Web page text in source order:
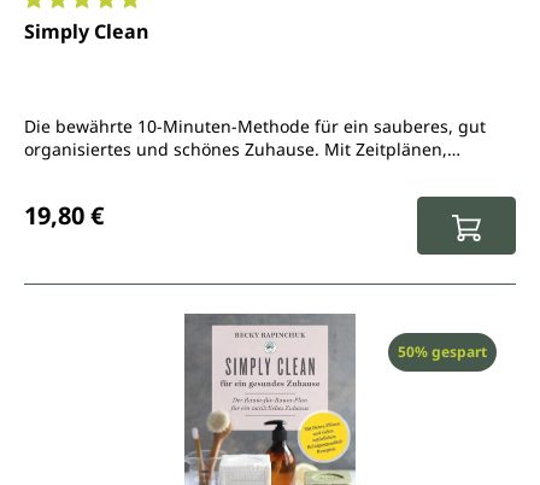
Durchschnittliche Bewertung von 5 von 5 Sternen
Simply Clean
Die bewährte 10-Minuten-Methode für ein sauberes, gut
organisiertes und schönes Zuhause. Mit Zeitplänen,
19,80 €
Rabatt
50% gespart